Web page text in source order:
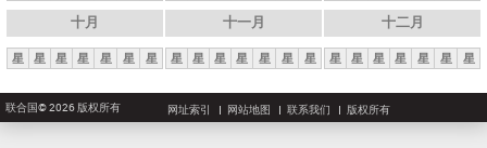
十月
星 星 星 星 星 星 星
十一月
星 星 星 星 星 星 星
十二月
星 星 星 星 星 星 星
联合国© 2026 版权所有 网址索引 网站地图 联系我们 版权所有